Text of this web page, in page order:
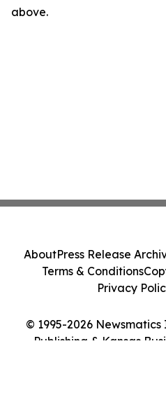
above.
© 1995-2026
Publishing & Kansas
AboutPress Release
Terms & Conditions
Privacy